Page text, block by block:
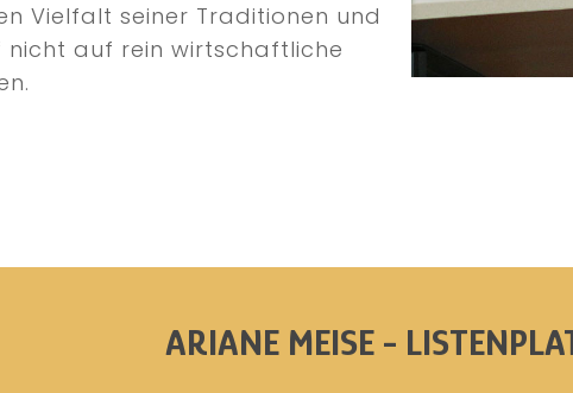
Vielfalt seiner Traditionen und
nicht auf rein wirtschaftliche
ARIANE MEISE -